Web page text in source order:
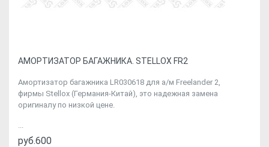
АМОРТИЗАТОР БАГАЖНИКА. STELLOX FR2
Амортизатор багажника LR030618 для а/м Freelander 2,
фирмы Stellox (Германия-Китай), это надежная замена
оригиналу по низкой цене.
...
руб.600